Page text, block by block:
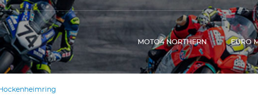
MOTO4 NORTHERN EURO